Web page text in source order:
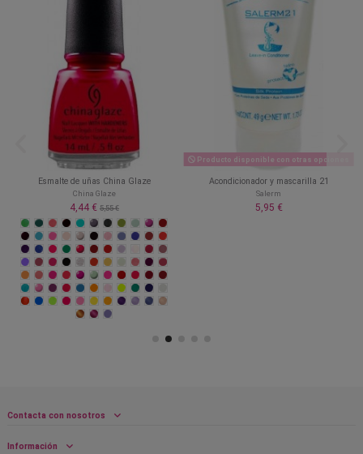
Esmalte de uñas China Glaze
China Glaze
4,44 € 5,55 €
Producto disponible con otras opciones
Acondicionador y mascarilla 21
Salerm
5,95 €
Contacta con nosotros
Información